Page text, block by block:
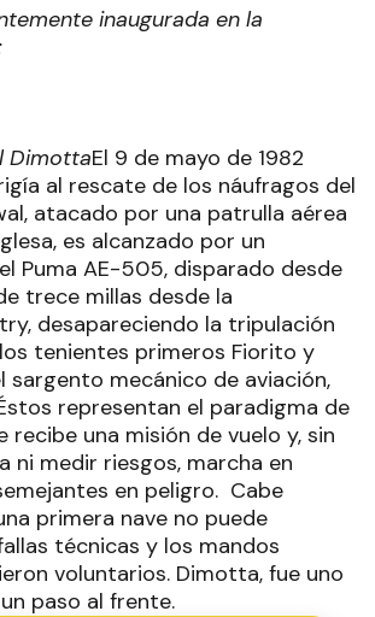
inaugurada en la
DimottaEl 9 de mayo de 1982
al rescate de los náufragos del
atacado por una patrulla aérea
es alcanzado por un
Puma AE-505, disparado desde
trece millas desde la
desapareciendo la tripulación
tenientes primeros Fiorito y
sargento mecánico de aviación,
representan el paradigma de
recibe una misión de vuelo y, sin
ni medir riesgos, marcha en
en peligro. Cabe
primera nave no puede
técnicas y los mandos
voluntarios. Dimotta, fue uno
paso al frente.